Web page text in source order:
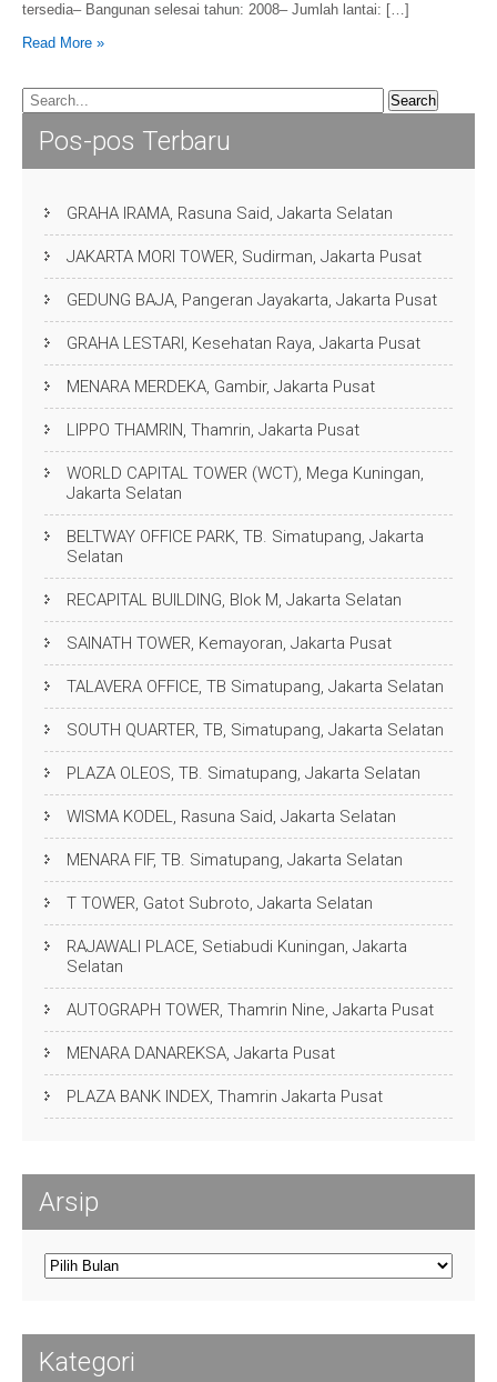
tersedia– Bangunan selesai tahun: 2008– Jumlah lantai: […]
Read More »
Pos-pos Terbaru
GRAHA IRAMA, Rasuna Said, Jakarta Selatan
JAKARTA MORI TOWER, Sudirman, Jakarta Pusat
GEDUNG BAJA, Pangeran Jayakarta, Jakarta Pusat
GRAHA LESTARI, Kesehatan Raya, Jakarta Pusat
MENARA MERDEKA, Gambir, Jakarta Pusat
LIPPO THAMRIN, Thamrin, Jakarta Pusat
WORLD CAPITAL TOWER (WCT), Mega Kuningan,
Jakarta Selatan
BELTWAY OFFICE PARK, TB. Simatupang, Jakarta
Selatan
RECAPITAL BUILDING, Blok M, Jakarta Selatan
SAINATH TOWER, Kemayoran, Jakarta Pusat
TALAVERA OFFICE, TB Simatupang, Jakarta Selatan
SOUTH QUARTER, TB, Simatupang, Jakarta Selatan
PLAZA OLEOS, TB. Simatupang, Jakarta Selatan
WISMA KODEL, Rasuna Said, Jakarta Selatan
MENARA FIF, TB. Simatupang, Jakarta Selatan
T TOWER, Gatot Subroto, Jakarta Selatan
RAJAWALI PLACE, Setiabudi Kuningan, Jakarta
Selatan
AUTOGRAPH TOWER, Thamrin Nine, Jakarta Pusat
MENARA DANAREKSA, Jakarta Pusat
PLAZA BANK INDEX, Thamrin Jakarta Pusat
Arsip
Arsip
Kategori